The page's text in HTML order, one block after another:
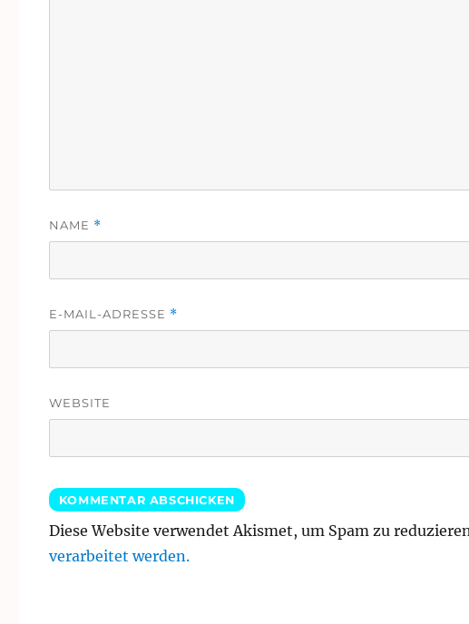
NAME *
E-MAIL-ADRESSE *
WEBSITE
Diese Website verwendet Akismet, um Spam zu
verarbeitet werden.